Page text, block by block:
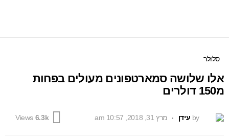
סלולר
אלו שלושה סמארטפונים מעולים בפחות
מ150 דולרים
by עידן מרץ 31, 2018, 10:57 am 6.3k
Views